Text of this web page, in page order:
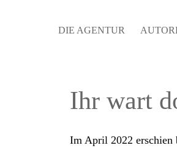
DIE AGENTUR
Ihr wart
Im April 2022 erschien